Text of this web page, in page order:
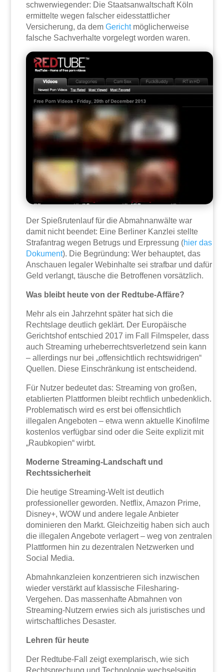
schwerwiegender: Die Staatsanwaltschaft Köln
ermittelte wegen falscher eidesstattlicher
Versicherung, da demGerichtmöglicherweise
falsche Sachverhalte vorgelegt worden waren.
Der Spießrutenlauf für die Abmahnanwälte war
damit nicht beendet: Eine Berliner Kanzlei stellte
Strafantrag wegen Betrugs und Erpressung (hier das
Dokument). Die Begründung: Wer behauptet, das
Anschauen legaler Webinhalte sei strafbar und dafür
Geld verlangt, täusche die Betroffenen vorsätzlich.
Was bleibt heute von der Redtube-Affäre?
Mehr als ein Jahrzehnt später hat sich die
Rechtslage deutlich geklärt. Der Europäische
Gerichtshof entschied 2017 im Fall Filmspeler, dass
auch Streaming urheberrechtsverletzend sein kann
– allerdings nur bei „offensichtlich rechtswidrigen“
Quellen. Diese Einschränkung ist entscheidend.
Für Nutzer bedeutet das: Streaming von großen,
etablierten Plattformen bleibt rechtlich unbedenklich.
Problematisch wird es erst bei offensichtlich
illegalen Angeboten – etwa wenn aktuelle Kinofilme
kostenlos verfügbar sind oder die Seite explizit mit
„Raubkopien“ wirbt.
Moderne Streaming-Landschaft und
Rechtssicherheit
Die heutige Streaming-Welt ist deutlich
professioneller geworden. Netflix, Amazon Prime,
Disney+, WOW und andere legale Anbieter
dominieren den Markt. Gleichzeitig haben sich auch
die illegalen Angebote verlagert – weg von zentralen
Plattformen hin zu dezentralen Netzwerken und
Social Media.
Abmahnkanzleien konzentrieren sich inzwischen
wieder verstärkt auf klassische Filesharing-
Vergehen. Das massenhafte Abmahnen von
Streaming-Nutzern erwies sich als juristisches und
wirtschaftliches Desaster.
Lehren für heute
Der Redtube-Fall zeigt exemplarisch, wie sich
Rechtsprechung und Technologie wechselseitig